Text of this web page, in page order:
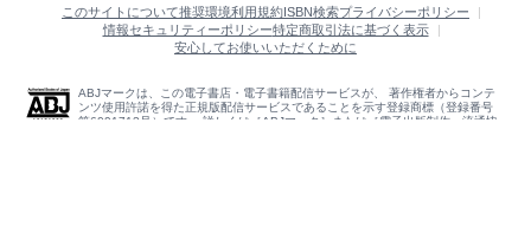
このサイトについて推奨環境利用規約ISBN検索プライバシーポリシー
情報セキュリティーポリシー特定商取引法に基づく表示
安心してお使いいただくために
ABJマークは、この電子書店・電子書籍配信サービスが、 著作権者からコンテ
ンツ使用許諾を得た正規版配信サービスであることを示す登録商標（登録番号
第6091713号）です。 詳しくは［ABJマーク］または［電子出版制作・流通協